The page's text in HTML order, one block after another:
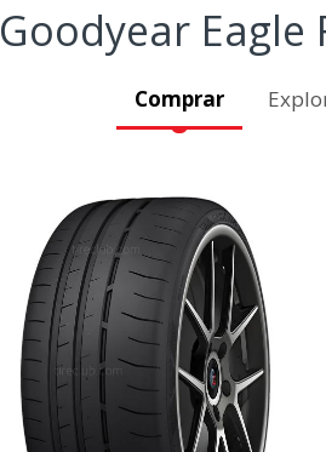
Goodyear Eagle
Comprar